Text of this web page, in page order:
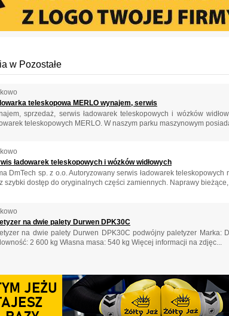
w Pozostałe
teleskopowa MERLO wynajem, serwis
sprzedaż, serwis ładowarek teleskopowych i wózków
teleskopowych MERLO. W naszym parku maszynowym
ładowarek teleskopowych i wózków widłowych
DmTech sp. z o.o. Autoryzowany serwis ładowarek
szybki dostęp do oryginalnych części zamiennych. Naprawy
na dwie palety Durwen DPK30C
na dwie palety Durwen DPK30C podwójny paletyzer Marka:
2 600 kg Własna masa: 540 kg Więcej informacji na zdjęc...